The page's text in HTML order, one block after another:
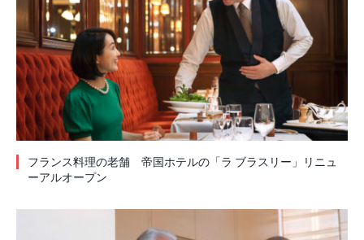
フランス料理の老舗 帝国ホテルの「ラ ブラスリー」リニュ
ーアルオープン